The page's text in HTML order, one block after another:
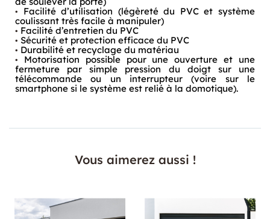
Facilité d’utilisation (légèreté du PVC et système
coulissant très facile à manipuler)
Facilité d’entretien du PVC
Sécurité et protection efficace du PVC
Durabilité et recyclage du matériau
Motorisation possible pour une ouverture et une
fermeture par simple pression du doigt sur une
télécommande ou un interrupteur (voire sur le
smartphone si le système est relié à la domotique).
Vous aimerez aussi !